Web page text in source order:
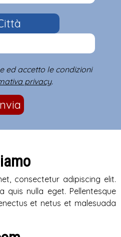
ed accetto le condizioni
privacy.
consectetur adipiscing elit.
quis nulla eget. Pellentesque
et netus et malesuada